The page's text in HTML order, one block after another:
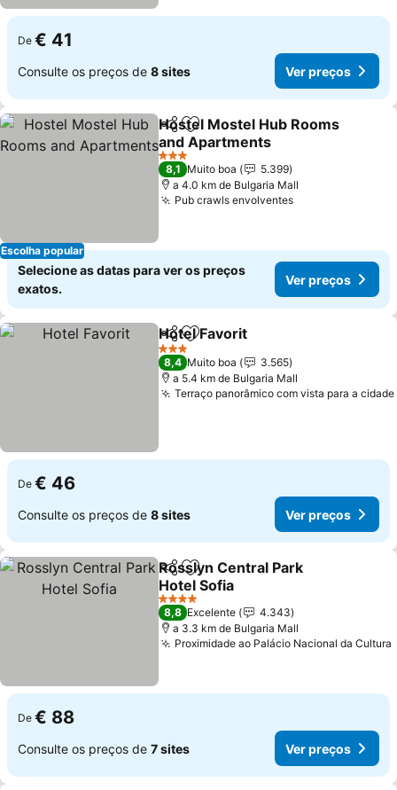
De € 41
Consulte os preços de 8 sites Ver preços
Escolha popular
PartilharAdicionar aos favoritos
Hostel Mostel Hub Rooms
and Apartments
Ver preços
3 Estrelas
8,1 Muito boa
5.399
a 4.0 km de Bulgaria Mall
Pub crawls envolventesVer preços
Selecione as datas para ver os preços
exatos.
Ver preços
PartilharAdicionar aos favoritos
Hotel Favorit
3 Estrelas
8,4 Muito boa
3.565
a 5.4 km de Bulgaria Mall
Terraço panorâmico com vista para a cidade
De € 46
Consulte os preços de 8 sites Ver preços
PartilharAdicionar aos favoritos
Rosslyn Central Park
Hotel Sofia
Ver preços
4 Estrelas
8,8 Excelente
4.343
a 3.3 km de Bulgaria Mall
Proximidade ao Palácio Nacional da Cultura
De € 88
Consulte os preços de 7 sites Ver preços